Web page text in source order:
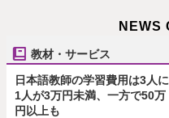
NEWS
教材・サービス
日本語教師の学習費用は3人に
1人が3万円未満、一方で50万
円以上も